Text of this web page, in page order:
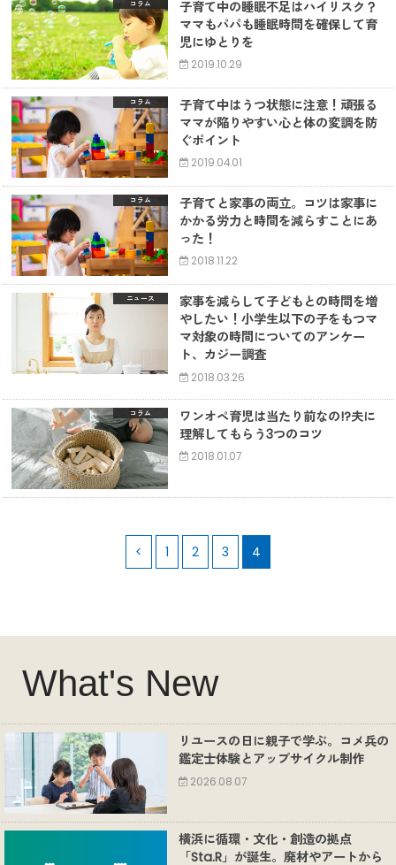
コラム
子育て中の睡眠不足はハイリスク？
ママもパパも睡眠時間を確保して育
児にゆとりを
2019.10.29
コラム
子育て中はうつ状態に注意！頑張る
ママが陥りやすい心と体の変調を防
ぐポイント
2019.04.01
コラム
子育てと家事の両立。コツは家事に
かかる労力と時間を減らすことにあ
った！
2018.11.22
ニュース
家事を減らして子どもとの時間を増
やしたい！小学生以下の子をもつマ
マ対象の時間についてのアンケー
ト、カジー調査
2018.03.26
コラム
ワンオペ育児は当たり前なの!?夫に
理解してもらう3つのコツ
2018.01.07
< 1 2 3 4
What's New
リユースの日に親子で学ぶ。コメ兵の
鑑定士体験とアップサイクル制作
2026.08.07
横浜に循環・文化・創造の拠点
「Sta.R」が誕生。廃材やアートから